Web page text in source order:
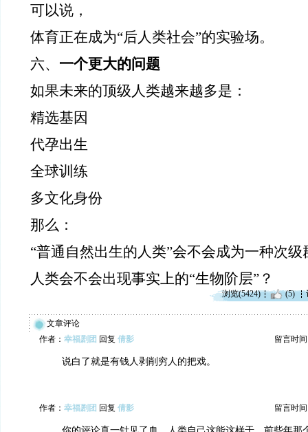
可以说，
体育正在成为“后人类社会”的实验场。
六、 一个更大的问题
如果未来的顶级人类越来越多是：
精选基因
代孕出生
全球训练
多文化身份
那么：
“普通自然出生的人类”会不会成为一种次级
人类会不会出现事实上的“生物阶层”？
浏览(5424) (5)
文章评论
作者： 幸福剧团 回复 倩影 留言时间
说白了就是有钱人剥削穷人的把戏。
作者： 幸福剧团 回复 倩影 留言时间